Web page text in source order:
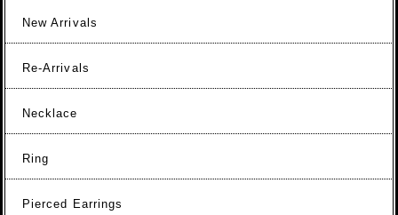
New Arrivals
Re-Arrivals
Necklace
Ring
Pierced Earrings